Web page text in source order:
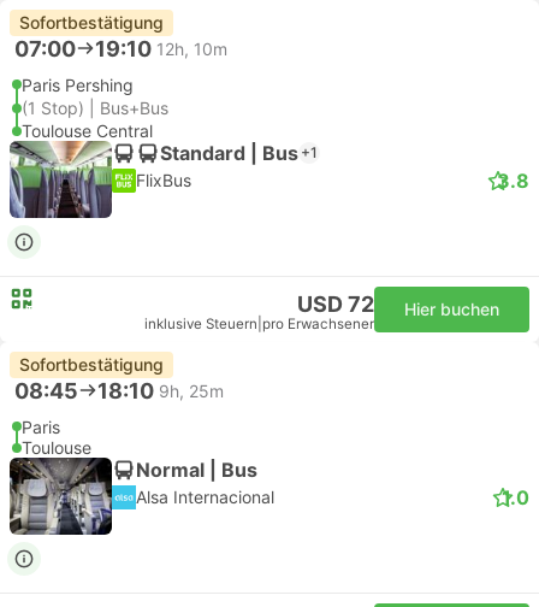
Sofortbestätigung
07:00 19:10 12h, 10m
Paris Pershing
(1 Stop) | Bus+Bus
Toulouse Central
Standard | Bus +1
FlixBus 3.8
USD 72
inklusive Steuern pro Erwachsener
Hier buchen
Sofortbestätigung
08:45 18:10 9h, 25m
Paris
Toulouse
Normal | Bus
Alsa Internacional 1.0